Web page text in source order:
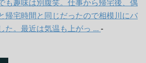
も趣味は別腹笑。仕事から帰宅後、偶
帰宅時間と同じだったので相模川にバ
た。最近は気温も上がっ ... -